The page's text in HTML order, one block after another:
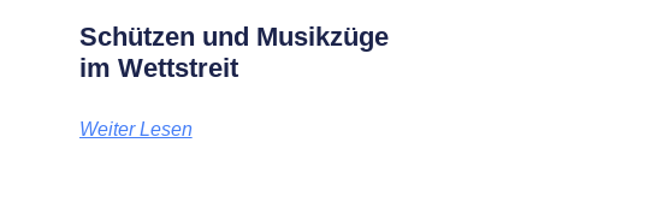
Schützen und Musikzüge
im Wettstreit
Weiter Lesen